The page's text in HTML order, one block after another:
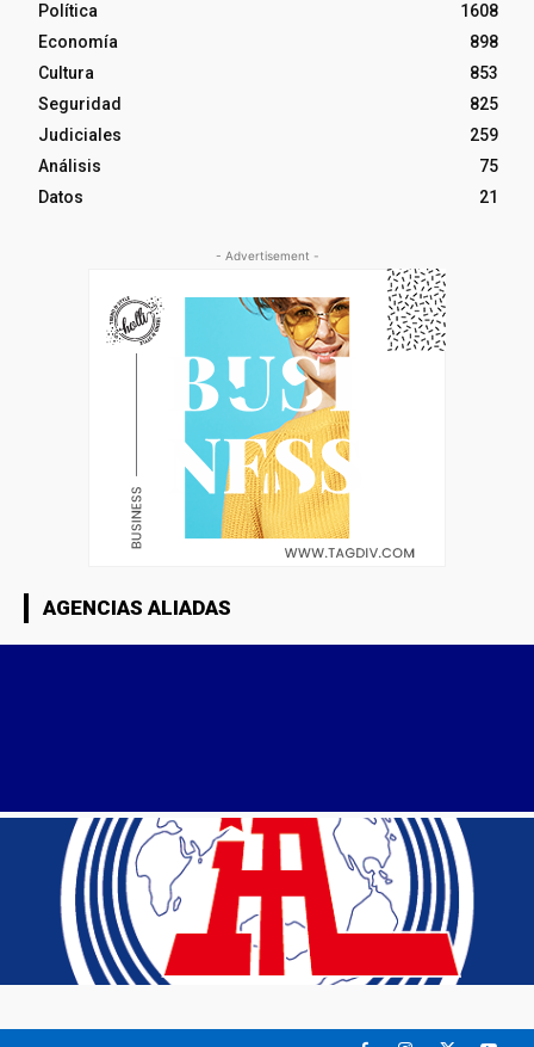
Política
1608
Economía
898
Cultura
853
Seguridad
825
Judiciales
259
Análisis
75
Datos
21
- Advertisement -
AGENCIAS ALIADAS